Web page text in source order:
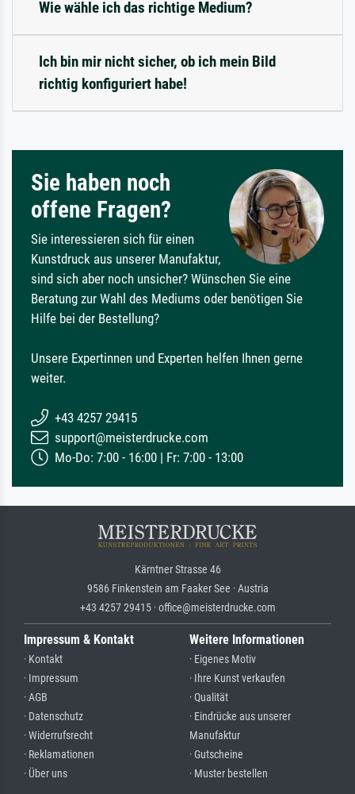
Wie wähle ich das richtige Medium?
Ich bin mir nicht sicher, ob ich mein Bild
richtig konfiguriert habe!
Sie haben noch
offene Fragen?
Sie interessieren sich für einen
Kunstdruck aus unserer Manufaktur,
sind sich aber noch unsicher? Wünschen Sie eine
Beratung zur Wahl des Mediums oder benötigen Sie
Hilfe bei der Bestellung?
Unsere Expertinnen und Experten helfen Ihnen gerne
weiter.
+43 4257 29415
support@meisterdrucke.com
Mo-Do: 7:00 - 16:00 | Fr: 7:00 - 13:00
Kärntner Strasse 46
9586 Finkenstein am Faaker See · Austria
+43 4257 29415 · office@meisterdrucke.com
Impressum & Kontakt
· Kontakt
· Impressum
· AGB
· Datenschutz
· Widerrufsrecht
· Reklamationen
· Über uns
Weitere Informationen
· Eigenes Motiv
· Ihre Kunst verkaufen
· Qualität
· Eindrücke aus unserer
Manufaktur
· Gutscheine
· Muster bestellen